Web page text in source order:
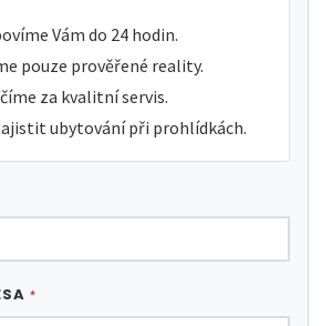
Vám do 24 hodin.
pouze prověřené reality.
za kvalitní servis.
ubytování při prohlídkách.
*